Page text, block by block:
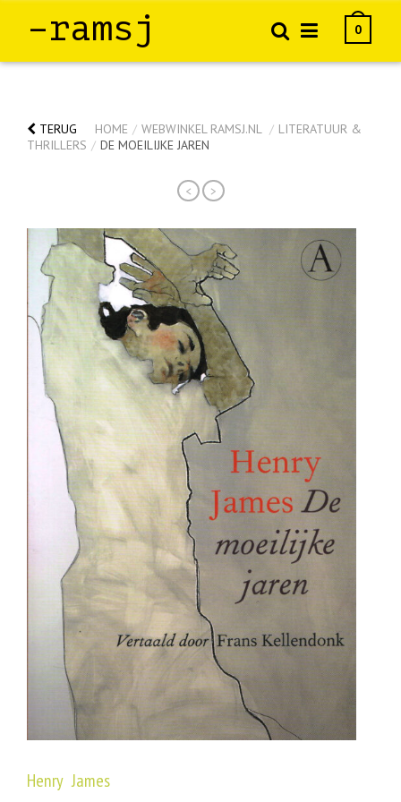
–ramsj 0
TERUG HOME / WEBWINKEL RAMSJ.NL / LITERATUUR &
THRILLERS / DE MOEILIJKE JAREN
< >
Henry James